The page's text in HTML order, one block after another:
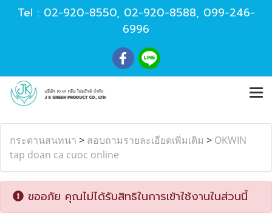
Tel : 02-920-8550, 02-920-8588, 099-246-
6996
กระดานสนทนา > สอบถามรายละเอียดเพิ่มเติม > OKWIN
tap doan ca cuoc online
ขออภัย คุณไม่ได้รับสิทธิในการเข้าใช้งานในส่วนนี้